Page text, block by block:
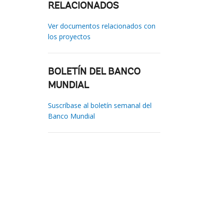
RELACIONADOS
Ver documentos relacionados con
los proyectos
BOLETÍN DEL BANCO
MUNDIAL
Suscríbase al boletín semanal del
Banco Mundial